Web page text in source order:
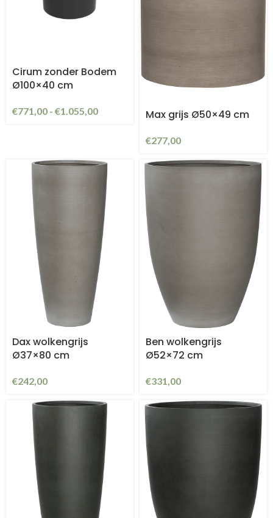
Cirum zonder Bodem
Ø100×40 cm
€771,00 - €1.055,00 Max grijs Ø50×49 cm
€277,00
Dax wolkengrijs
Ø37×80 cm
€242,00
Ben wolkengrijs
Ø52×72 cm
€331,00